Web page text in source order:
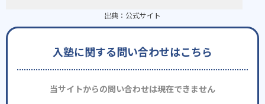
出典： 公式サイト
入塾に関する問い合わせはこちら
当サイトからの問い合わせは現在できません